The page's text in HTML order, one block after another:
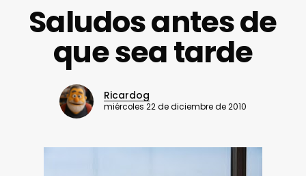
Saludos antes de
que sea tarde
Ricardog
miércoles 22 de diciembre de 2010